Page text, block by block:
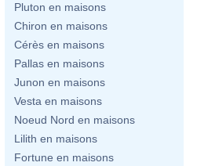
Pluton en maisons
Chiron en maisons
Cérès en maisons
Pallas en maisons
Junon en maisons
Vesta en maisons
Noeud Nord en maisons
Lilith en maisons
Fortune en maisons